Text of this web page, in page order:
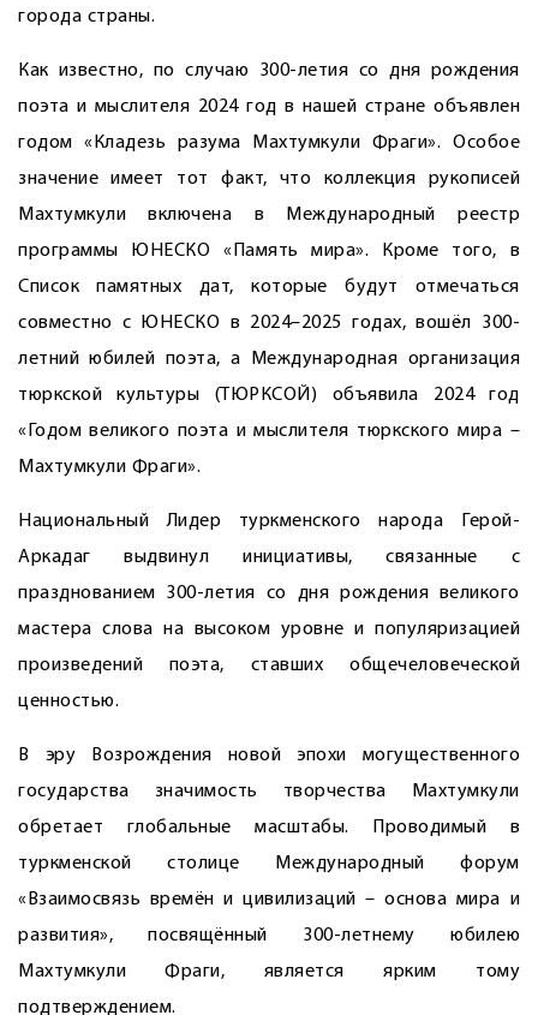
города страны.
Как известно, по случаю 300-летия со дня рождения
поэта и мыслителя 2024 год в нашей стране объявлен
годом «Кладезь разума Махтумкули Фраги». Особое
значение имеет тот факт, что коллекция рукописей
Махтумкули включена в Международный реестр
программы ЮНЕСКО «Память мира». Кроме того, в
Список памятных дат, которые будут отмечаться
совместно с ЮНЕСКО в 2024–2025 годах, вошёл 300-
летний юбилей поэта, а Международная организация
тюркской культуры (ТЮРКСОЙ) объявила 2024 год
«Годом великого поэта и мыслителя тюркского мира –
Махтумкули Фраги».
Национальный Лидер туркменского народа Герой-
Аркадаг выдвинул инициативы, связанные с
празднованием 300-летия со дня рождения великого
мастера слова на высоком уровне и популяризацией
произведений поэта, ставших общечеловеческой
ценностью.
В эру Возрождения новой эпохи могущественного
государства значимость творчества Махтумкули
обретает глобальные масштабы. Проводимый в
туркменской столице Международный форум
«Взаимосвязь времён и цивилизаций – основа мира и
развития», посвящённый 300-летнему юбилею
Махтумкули Фраги, является ярким тому
подтверждением.